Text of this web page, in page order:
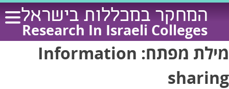
Skip
content
המחקר במכללות בישראל
Research In Israeli Colleges
מילת מפתח: Information
sharing